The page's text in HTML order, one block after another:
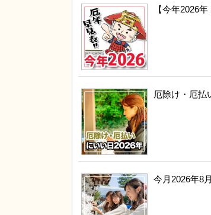
【今年2026
厄除け・厄払
今月2026年8